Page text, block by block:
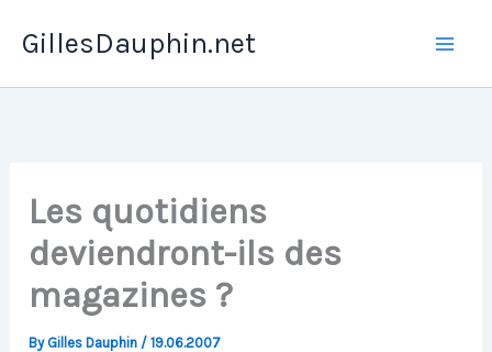
GillesDauphin.net
Les quotidiens
deviendront-ils des
magazines ?
By Gilles Dauphin /19.06.2007